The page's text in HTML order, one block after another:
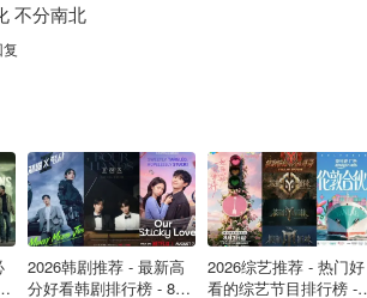
不过的公共澡堂，得南方人来说真的很
可能不会天天洗澡，但一洗就是半个小
不分南北
复
2026韩剧推荐 - 最新高
分好看韩剧排行榜 - 8月
2026综艺推荐 - 热门好
看的综艺节目排行榜 -